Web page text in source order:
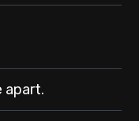
apart.